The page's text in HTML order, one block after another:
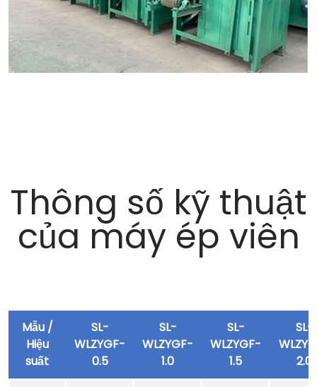
Thông số kỹ thuật
của máy ép viên
Mẫu /
Hiệu
suất
SL-
WLZYGF-
0.5
SL-
WLZYGF-
1.0
SL-
WLZYGF-
1.5
SL-
2.0